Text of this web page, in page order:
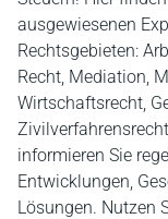
ausgewiesenen
Rechtsgebieten:
Recht, Mediation,
Wirtschaftsrecht,
informieren Sie
Entwicklungen,
Lösungen. Nutzen